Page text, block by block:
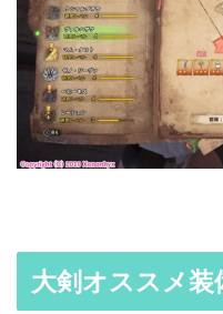
大剣オススメ装